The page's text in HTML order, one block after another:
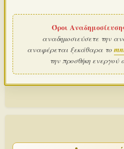
Όροι
αναδημοσιεύσετε την
αναφέρεται ξεκάθαρα το
την προσθήκη ενεργού